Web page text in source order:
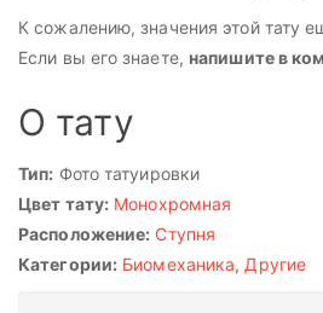
К сожалению, значения этой тату
Если вы его знаете, напишите в
О тату
Тип: Фото татуировки
Цвет тату: Монохромная
Расположение: Ступня
Категории: Биомеханика, Другие